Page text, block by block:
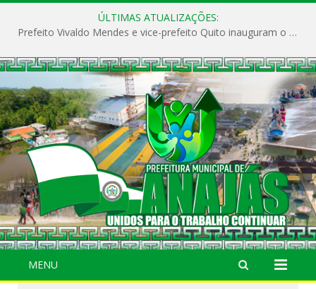
ÚLTIMAS ATUALIZAÇÕES:
Prefeito Vivaldo Mendes e vice-prefeito Quito inauguram o CAPS e fortalecem a saúde pública em Anajás.
MENU